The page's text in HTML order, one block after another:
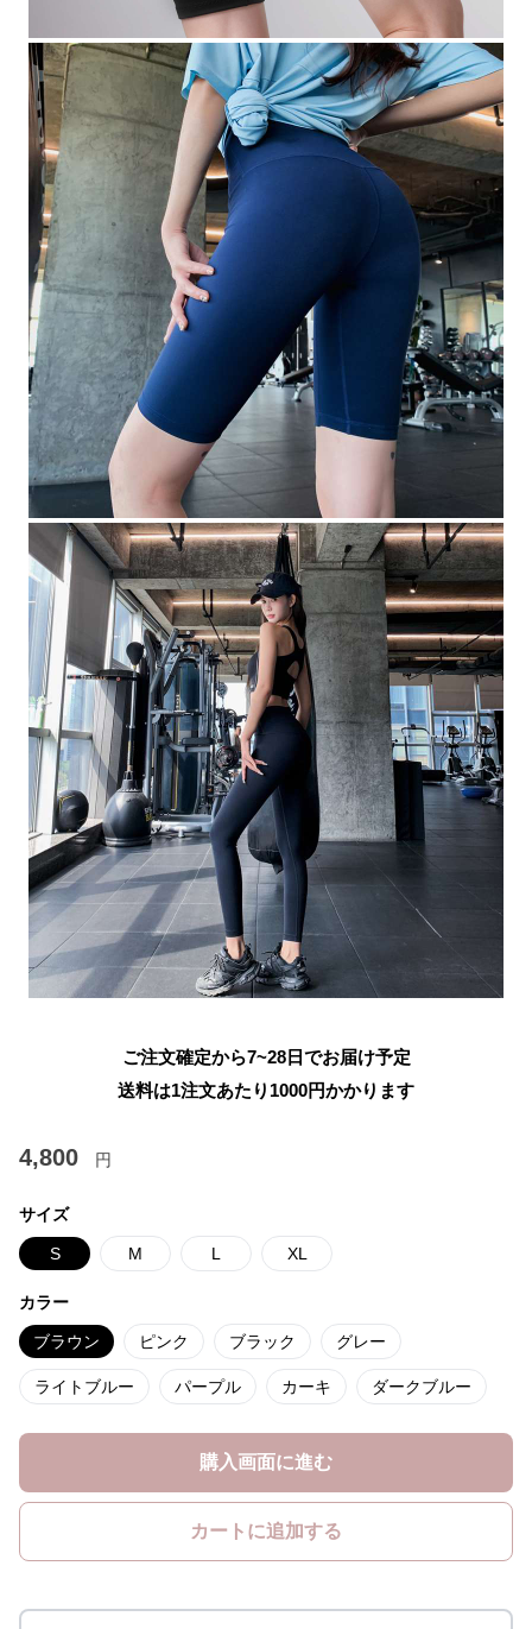
ご注文確定から7~28日でお届け予定
送料は1注文あたり 1000円かかります
4,800 円
サイズ
S M L XL
カラー
ブラウン ピンク ブラック グレー
ライトブルー パープル カーキ ダークブルー
購入画面に進む
カートに追加する